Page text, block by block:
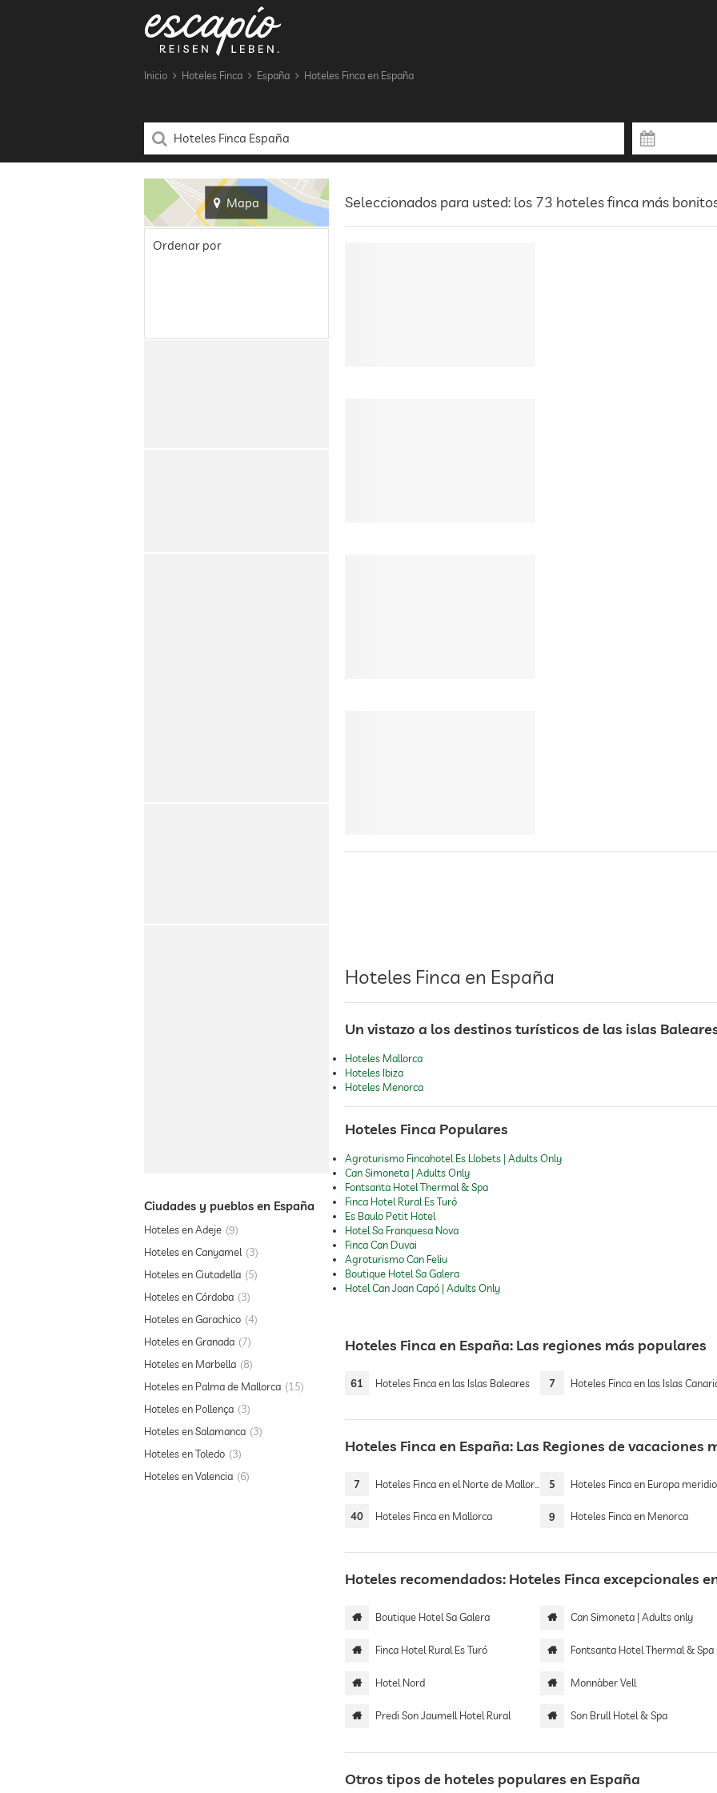
Inicio Hoteles Finca España Hoteles Finca en España
Mapa Seleccionados para usted: los 73 hoteles finca más
Ordenar por
Ciudades y pueblos en España
Hoteles en Adeje 9
Hoteles en Canyamel
3
Hoteles en Ciutadella
5
Hoteles en Córdoba
3
Hoteles en Garachico 4
Hoteles en Granada
7
Hoteles en Marbella
8
Hoteles en Palma de Mallorca
15
Hoteles en Pollença
3
Hoteles en Salamanca
3
Hoteles en Toledo
3
Hoteles en Valencia
6
Hoteles Finca en España
Un vistazo a los destinos turísticos de las islas
Hoteles Mallorca
Hoteles Ibiza
Hoteles Menorca
Hoteles Finca Populares
Agroturismo Fincahotel Es Llobets | Adults Only
Can Simoneta | Adults Only
Fontsanta Hotel Thermal & Spa
Finca Hotel Rural Es Turó
Es Baulo Petit Hotel
Hotel Sa Franquesa Nova
Finca Can Duvai
Agroturismo Can Feliu
Boutique Hotel Sa Galera
Hotel Can Joan Capó | Adults Only
Hoteles Finca en España: Las regiones más populares
61 Hoteles Finca en las Islas Baleares 7 Hoteles Finca en las Islas
Hoteles Finca en España: Las Regiones de vacaciones
7 Hoteles Finca en el Norte de Mallorca 5 Hoteles Finca en Europa
40 Hoteles Finca en Mallorca 9 Hoteles Finca en Menorca
Hoteles recomendados: Hoteles Finca excepcionales
Boutique Hotel Sa Galera Can Simoneta | Adults only
Finca Hotel Rural Es Turó Fontsanta Hotel Thermal & Spa | Adults
Hotel Nord Monnàber Vell
Predi Son Jaumell Hotel Rural Son Brull Hotel & Spa
Otros tipos de hoteles populares en España